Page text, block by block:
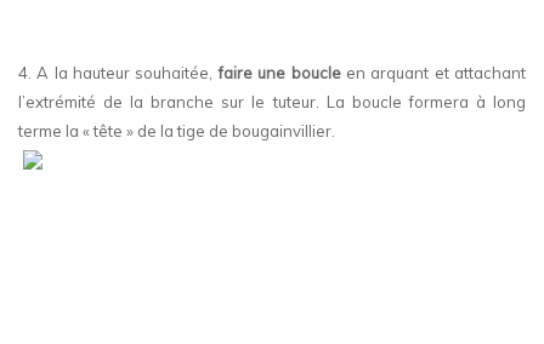
4. A la hauteur souhaitée, faire une boucleen arquant et attachant
l’extrémité de la branche sur le tuteur. La boucle formera à long
terme la « tête » de la tige de bougainvillier.